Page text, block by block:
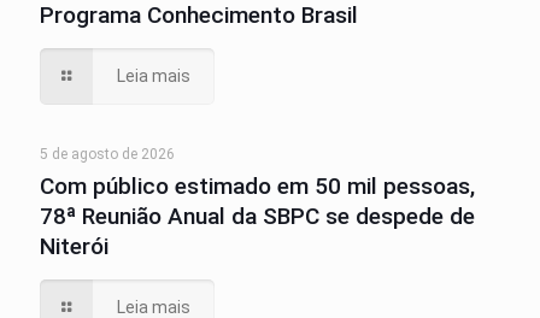
Programa Conhecimento Brasil
Leia mais
5 de agosto de 2026
Com público estimado em 50 mil pessoas,
78ª Reunião Anual da SBPC se despede de
Niterói
Leia mais